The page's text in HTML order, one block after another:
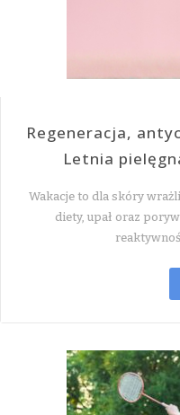
Regeneracja,
Letnia
Wakacje to dla skóry
diety, upał oraz